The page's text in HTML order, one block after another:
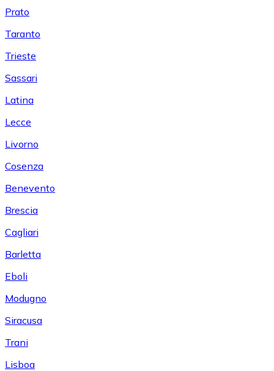
Prato
Taranto
Trieste
Sassari
Latina
Lecce
Livorno
Cosenza
Benevento
Brescia
Cagliari
Barletta
Eboli
Modugno
Siracusa
Trani
Lisboa